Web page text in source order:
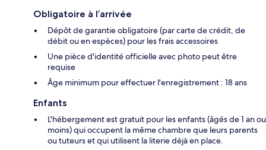
Obligatoire à l’arrivée
Dépôt de garantie obligatoire (par carte de crédit, de
débit ou en espèces) pour les frais accessoires
Une pièce d'identité officielle avec photo peut être
requise
Âge minimum pour effectuer l'enregistrement : 18 ans
Enfants
L'hébergement est gratuit pour les enfants (âgés de 1 an ou
moins) qui occupent la même chambre que leurs parents
ou tuteurs et qui utilisent la literie déjà en place.